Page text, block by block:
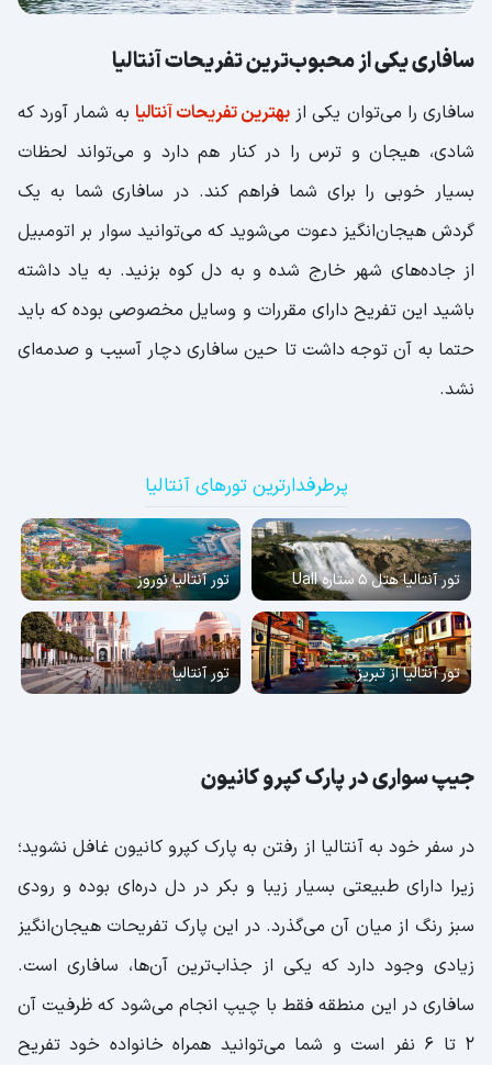
دروازه هادریان، ورودی زیبای شهر
منار شکسته
آمفی تئاتر بزرگ اسپندوس
از شهربازی آنتالیا دیدن کنید
شکم گردی در آنتالیا
غذاهای دریایی آنتالیا
غذاهای سنتی آنتالیا را امتحان کنید
موزه باستان شناسی یا آنتالیا موزیسی
موزه مینی سیتی آنتالیا؛ مجموعه ای الهام
گرفته از شهر آنتالیا
موزه خانه آتاتورک آنتالیا؛ یادگاری از موسس
جمهوری ترکیه
موزه سونان اینان یا موزه قوم نگاری آنتالیا
گلف بازی از تفریحات لاکچری آنتالیا
کلوپ گلف بلک؛ زمین گلف لوکس در بلک
تفریحات آنتالیا: زمین گلف آنتالیا PGA
زمین گلف Pasha Course؛ جایی که حتی
معلولین می توانند گلف بازی کنند
کارایا گلف؛ یکی از بهترین آکادمی های گلف
سافاری یکی از محبوب‌ترین تفریحات آنتالیا
سافاری را می‌توان یکی از بهترین تفریحات آنتالیا به شمار آورد که
شادی، هیجان و ترس را در کنار هم دارد و می‌تواند لحظات
بسیار خوبی را برای شما فراهم کند. در سافاری شما به یک
گردش هیجان‌انگیز دعوت می‌شوید که می‌توانید سوار بر اتومبیل
از جاده‌های شهر خارج شده و به دل کوه بزنید. به یاد داشته
باشید این تفریح دارای مقررات و وسایل مخصوصی بوده که باید
حتما به آن‌ توجه داشت تا حین سافاری دچار آسیب و صدمه‌ای
نشد.
پرطرفدارترین تورهای آنتالیا
تور آنتالیا هتل 5 ستاره Uall تور آنتالیا نوروز
تور آنتالیا از تبریز تور آنتالیا
جیپ سواری در پارک کپرو کانیون
در سفر خود به آنتالیا از رفتن به پارک کپرو کانیون غافل نشوید؛
زیرا دارای طبیعتی بسیار زیبا و بکر در دل دره‌ای بوده و رودی
سبز رنگ از میان آن می‌گذرد. در این پارک تفریحات هیجان‌انگیز
زیادی وجود دارد که یکی از جذاب‌ترین آن‌ها، سافاری است.
سافاری در این منطقه فقط با چیپ انجام می‌شود که ظرفیت آن
۲ تا ۶ نفر است و شما می‌توانید همراه خانواده خود تفریح